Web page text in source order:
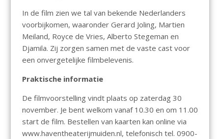
In de film zien we tal van bekende Nederlanders
voorbijkomen, waaronder Gerard Joling, Martien
Meiland, Royce de Vries, Alberto Stegeman en
Djamila. Zij zorgen samen met de vaste cast voor
een onvergetelijke filmbelevenis.
Praktische informatie
De filmvoorstelling vindt plaats op zaterdag 30
november. Je bent welkom vanaf 10.30 en om 11.00
start de film. Bestellen van kaarten kan online via
www.haventheaterijmuiden.nl, telefonisch tel. 0900-